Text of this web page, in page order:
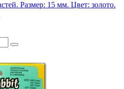
Размер: 15 мм. Цвет: золото.